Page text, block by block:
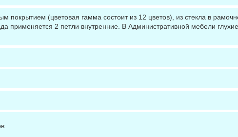
покрытием (цветовая гамма состоит из 12 цветов), из стекла в
применяется 2 петли внутренние. В Административной мебели